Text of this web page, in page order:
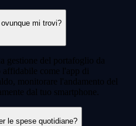
mi trovi?
gestione del portafoglio da
affidabile come l'app di
monitorare l'andamento del
dal tuo smartphone.
le spese quotidiane?